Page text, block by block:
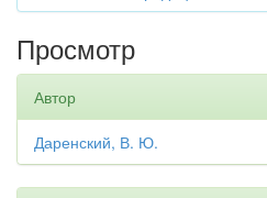
Просмотр
Автор
Даренский, В. Ю.